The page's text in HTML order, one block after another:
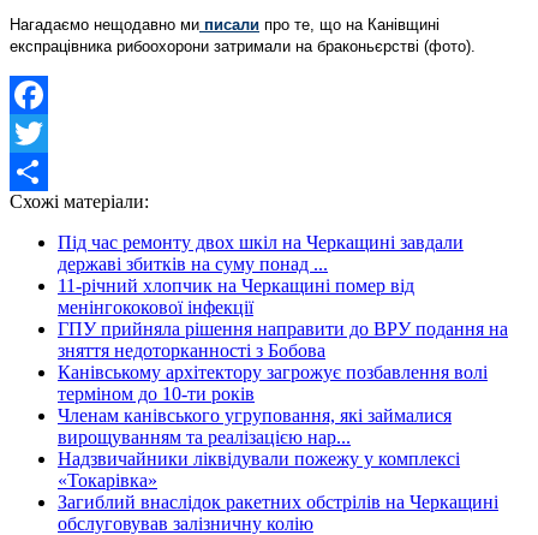
Нагадаємо нещодавно ми писали про те, що на Канівщині
експрацівника рибоохорони затримали на браконьєрстві (фото).
Facebook
Twitter
Share
Схожі матеріали:
Під час ремонту двох шкіл на Черкащині завдали
державі збитків на суму понад ...
11-річний хлопчик на Черкащині помер від
менінгококової інфекції
ГПУ прийняла рішення направити до ВРУ подання на
зняття недоторканності з Бобова
Канівському архітектору загрожує позбавлення волі
терміном до 10-ти років
Членам канівського угруповання, які займалися
вирощуванням та реалізацією нар...
Надзвичайники ліквідували пожежу у комплексі
«Токарівка»
Загиблий внаслідок ракетних обстрілів на Черкащині
обслуговував залізничну колію